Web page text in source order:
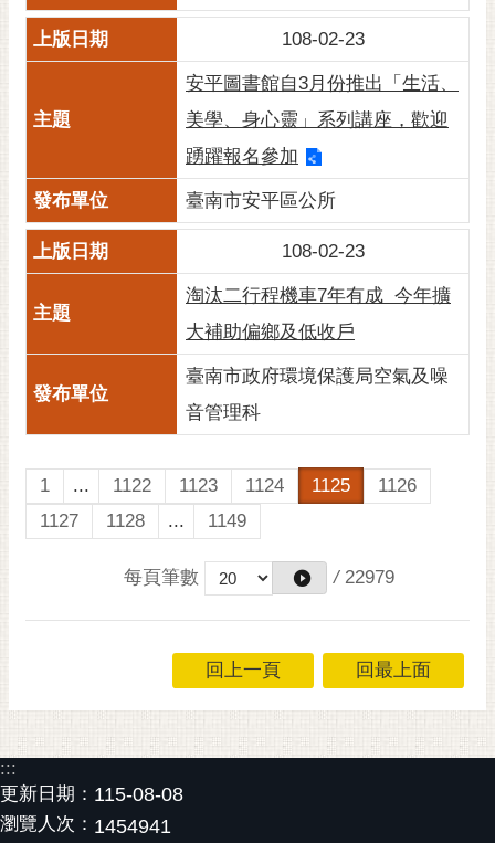
108-02-23
安平圖書館自3月份推出「生活、
美學、身心靈」系列講座，歡迎
踴躍報名參加
臺南市安平區公所
108-02-23
淘汰二行程機車7年有成 今年擴
大補助偏鄉及低收戶
臺南市政府環境保護局空氣及噪
音管理科
1 ... 1122 1123 1124 1125
1126
1127
1128 ... 1149
每頁筆數 / 22979
回上一頁 回最上面
:::
更新日期： 115-08-08
瀏覽人次： 1454941